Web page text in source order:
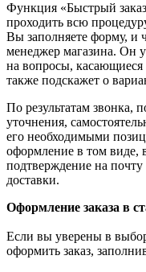
Функция «Быстрый
проходить всю
Вы заполняете форму, и
менеджер магазина. Он
на вопросы, касающиеся
также подскажет о
По результатам звонка,
уточнения,
его необходимыми
оформление в том виде,
подтверждение на
доставки.
Оформление заказа в
Если вы уверены в
оформить заказ,